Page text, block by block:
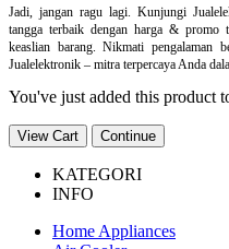
Jadi, jangan ragu lagi. Kunjungi
tangga terbaik dengan harga & promo
keaslian barang. Nikmati pengalaman
Jualelektronik – mitra terpercaya Anda
You've just added this product
View Cart Continue
KATEGORI
INFO
Home Appliances